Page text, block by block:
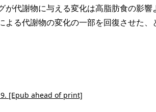
代謝物に与える変化は高脂肪食の影響
る代謝物の変化の一部を回復させた、
[Epub ahead of print]